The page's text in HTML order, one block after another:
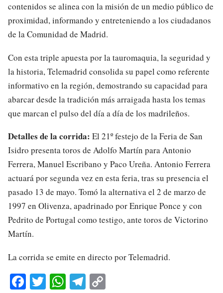
contenidos se alinea con la misión de un medio público de
proximidad, informando y entreteniendo a los ciudadanos
de la Comunidad de Madrid.
Con esta triple apuesta por la tauromaquia, la seguridad y
la historia, Telemadrid consolida su papel como referente
informativo en la región, demostrando su capacidad para
abarcar desde la tradición más arraigada hasta los temas
que marcan el pulso del día a día de los madrileños.
Detalles de la corrida: El 21º festejo de la Feria de San
Isidro presenta toros de Adolfo Martín para Antonio
Ferrera, Manuel Escribano y Paco Ureña. Antonio Ferrera
actuará por segunda vez en esta feria, tras su presencia el
pasado 13 de mayo. Tomó la alternativa el 2 de marzo de
1997 en Olivenza, apadrinado por Enrique Ponce y con
Pedrito de Portugal como testigo, ante toros de Victorino
Martín.
La corrida se emite en directo por Telemadrid.
Fa T W Te